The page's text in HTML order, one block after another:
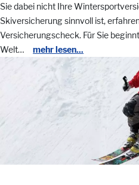
Sie dabei nicht Ihre
Skiversicherung sinnvoll ist,
Versicherungscheck. Für Sie
Welt…
mehr lesen...